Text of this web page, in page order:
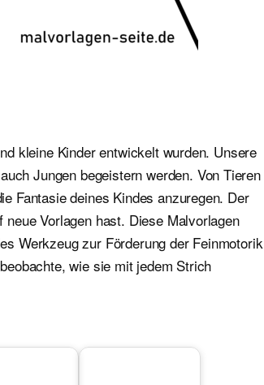
kleine Kinder entwickelt wurden. Unsere
Jungen begeistern werden. Von Tieren
Fantasie deines Kindes anzuregen. Der
Vorlagen hast. Diese Malvorlagen
Werkzeug zur Förderung der Feinmotorik
wie sie mit jedem Strich